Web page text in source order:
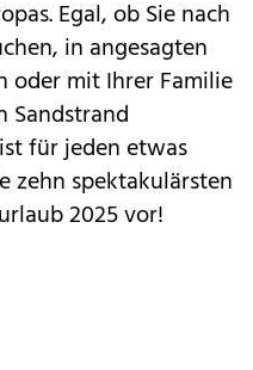
Egal, ob Sie nach
in angesagten
oder mit Ihrer Familie
Sandstrand
für jeden etwas
zehn spektakulärsten
2025vor!